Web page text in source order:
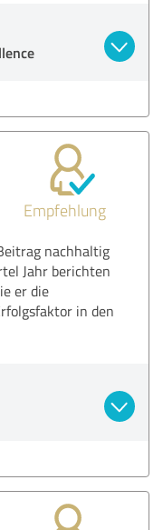
Empfehlung
nachhaltig
Jahr berichten
er die
in den